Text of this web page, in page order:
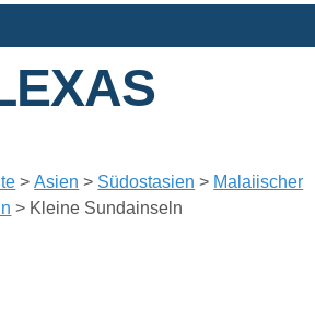
>Asien > Südostasien > Malaiischer
> Kleine Sundainseln